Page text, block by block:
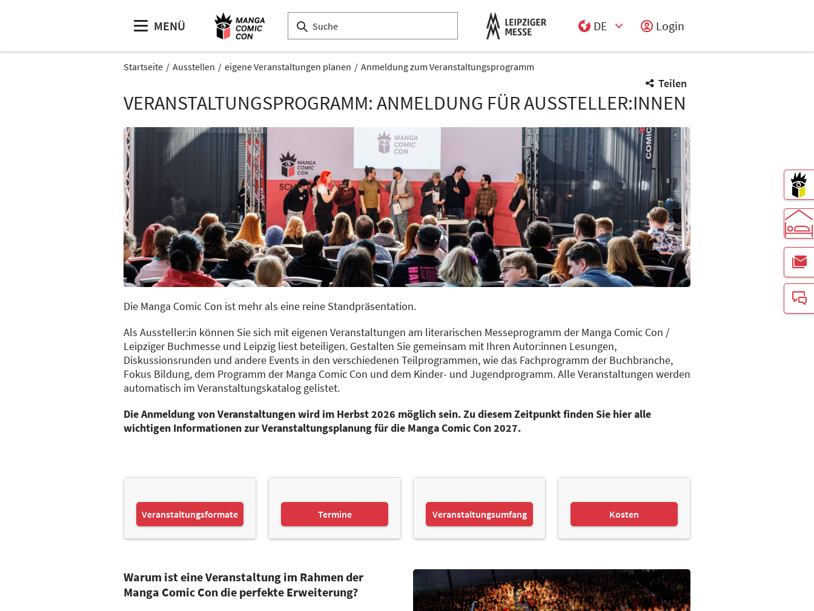
MENÜ
DE
Login
Startseite Ausstellen eigene Veranstaltungen planen Anmeldung zum Veranstaltungsprogramm
Teilen
VERANSTALTUNGSPROGRAMM: ANMELDUNG FÜR AUSSTELLER:INNEN
Die Manga Comic Con ist mehr als eine reine Standpräsentation.
Als Aussteller:in können Sie sich mit eigenen Veranstaltungen am literarischen Messeprogramm der Manga Comic Con /
Leipziger Buchmesse und Leipzig liest beteiligen. Gestalten Sie gemeinsam mit Ihren Autor:innen Lesungen,
Diskussionsrunden und andere Events in den verschiedenen Teilprogrammen, wie das Fachprogramm der Buchbranche,
Fokus Bildung, dem Programm der Manga Comic Con und dem Kinder- und Jugendprogramm. Alle Veranstaltungen werden
automatisch im Veranstaltungskatalog gelistet.
Die Anmeldung von Veranstaltungen wird im Herbst 2026 möglich sein. Zu diesem Zeitpunkt finden Sie hier alle
wichtigen Informationen zur Veranstaltungsplanung für die Manga Comic Con 2027.
Veranstaltungsformate Termine Veranstaltungsumfang Kosten
Warum ist eine Veranstaltung im Rahmen der
Manga Comic Con die perfekte Erweiterung?